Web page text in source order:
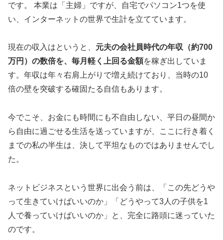
です。 本業は「主婦」ですが、自宅でパソコン1つを使
い、インターネットの世界で生計を立てています。
現在の収入はというと、 元夫の会社員時代の年収（約700
万円）の数倍を、毎月軽く上回る金額を稼ぎ出していま
す。年収は年々右肩上がりで増え続けており、当時の10
倍の壁を突破する確固たる自信もあります。
今でこそ、お金にも時間にも不自由しない、平日の昼間か
ら自由に過ごせる生活を送っていますが、ここに行き着く
までの私の半生は、決して平坦なものではありませんでし
た。
ネットビジネスという世界に出会う前は、「この先どうや
って生きていけばいいのか」「どうやって3人の子供を1
人で養っていけばいいのか」と、完全に路頭に迷っていた
のです。